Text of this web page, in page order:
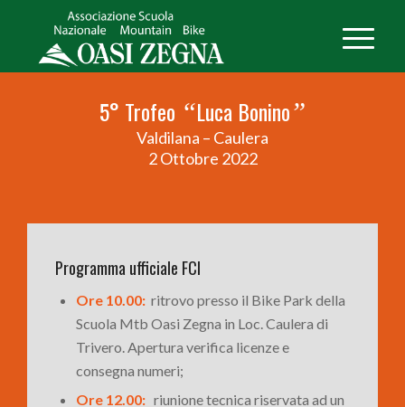
5° Trofeo “Luca Bonino”
Valdilana – Caulera
2 Ottobre 2022
Programma ufficiale FCI
Ore 10.00: ritrovo presso il Bike Park della
Scuola Mtb Oasi Zegna in Loc. Caulera di
Trivero. Apertura verifica licenze e
consegna numeri;
Ore 12.00: riunione tecnica riservata ad un